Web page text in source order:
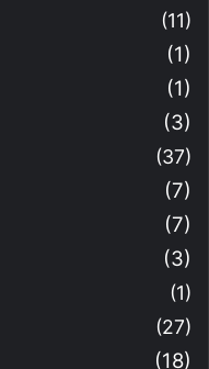
(11)
(1)
(1)
(3)
(37)
(7)
(7)
(3)
(1)
(27)
(18)